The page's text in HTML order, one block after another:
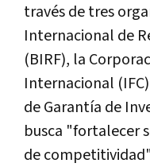
través de tres
Internacional de
(BIRF), la
Internacional
de Garantía de
busca "fortalecer
de